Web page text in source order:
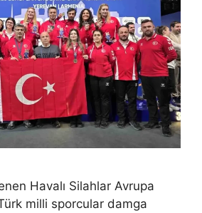
Havalı Silahlar Avrupa
milli sporcular damga